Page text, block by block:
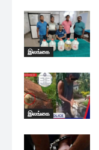
இலங்கை
இலங்கை